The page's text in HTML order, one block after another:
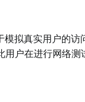
拟真实用户的访
户在进行网络